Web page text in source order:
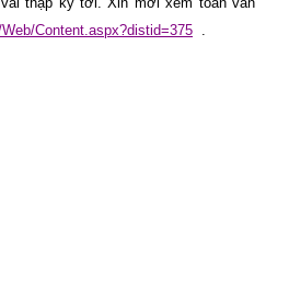
Content.aspx?distid=375 .